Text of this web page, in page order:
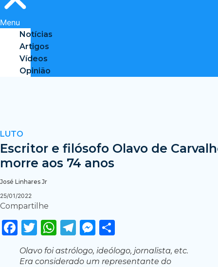
Menu
Notícias
Artigos
Vídeos
Opinião
LUTO
Escritor e filósofo Olavo de
morre aos 74 anos
José Linhares Jr
25/01/2022
Compartilhe
Facebook
Twitter
WhatsApp
Telegram
Messenger
Olavo foi astrólogo, ideólogo, jornalista, etc.
Era considerado um representante do